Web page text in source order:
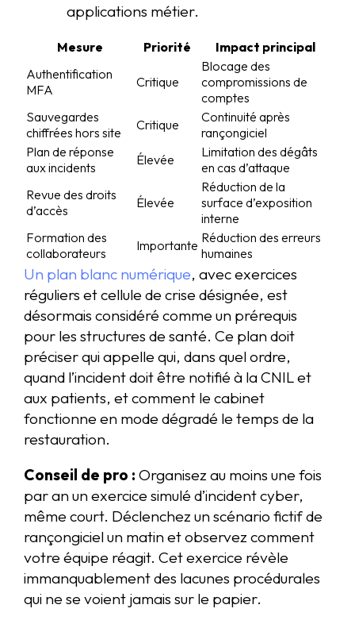
applications métier.
Mesure Priorité
Impact principal
Authentification
MFA
Critique
Blocage des
compromissions de
comptes
Sauvegardes
chiffrées hors site
Critique
Continuité après
rançongiciel
Plan de réponse
aux incidents
Élevée
Limitation des dégâts
en cas d’attaque
Revue des droits
d’accès
Élevée
Réduction de la
surface d’exposition
interne
Formation des
collaborateurs
Importante Réduction des erreurs
humaines
Un plan blanc numérique, avec exercices
réguliers et cellule de crise désignée, est
désormais considéré comme un prérequis
pour les structures de santé. Ce plan doit
préciser qui appelle qui, dans quel ordre,
quand l’incident doit être notifié à la CNIL et
aux patients, et comment le cabinet
fonctionne en mode dégradé le temps de la
restauration.
Conseil de pro : Organisez au moins une fois
par an un exercice simulé d’incident cyber,
même court. Déclenchez un scénario fictif de
rançongiciel un matin et observez comment
votre équipe réagit. Cet exercice révèle
immanquablement des lacunes procédurales
qui ne se voient jamais sur le papier.